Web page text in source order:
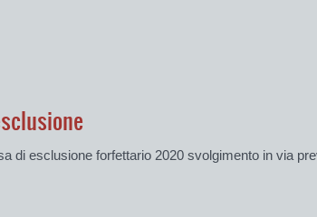
di esclusione forfettario 2020 svolgimento in via